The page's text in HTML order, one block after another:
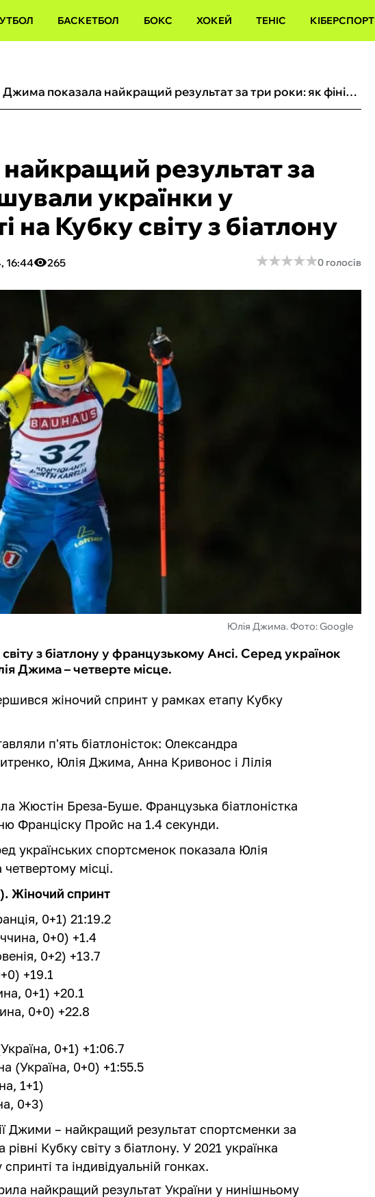
БАСКЕТБОЛ БОКС ХОКЕЙ ТЕНІС КІБЕРСПОРТ
Джима показала найкращий результат за три роки: як фінішували українки у жіночому спринті на Кубку світу з біатлону
результат за
українки у
на Кубку світу з біатлону
16:44 265 ★★★★★
★★★★★0 голосів
Юлія Джима. Фото: Google
з біатлону у французькому Ансі. Серед українок
Джима – четверте місце.
жіночий спринт у рамках етапу Кубку
п'ять біатлоністок: Олександра
Юлія Джима, Анна Кривонос і Лілія
Жюстін Бреза-Буше. Французька біатлоністка
Франціску Пройс на 1.4 секунди.
українських спортсменок показала Юлія
місці.
Жіночий спринт
0+1) 21:19.2
0+0) +1.4
0+2) +13.7
+19.1
0+1) +20.1
0+0) +22.8
0+1) +1:06.7
(Україна, 0+0) +1:55.5
1+1)
0+3)
Джими – найкращий результат спортсменки за
Кубку світу з біатлону. У 2021 українка
та індивідуальній гонках.
найкращий результат України у нинішньому